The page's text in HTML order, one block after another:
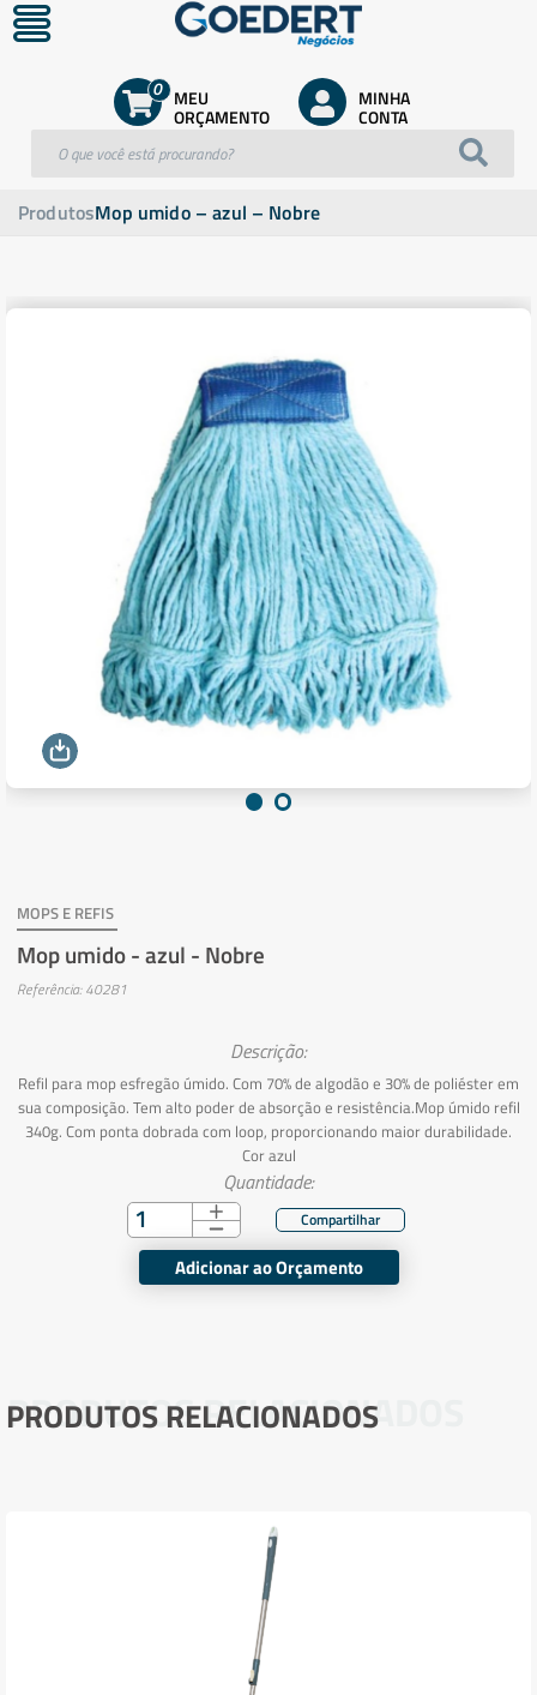
MEU
ORÇAMENTO
0 MINHA
CONTA
ProdutosMop umido – azul – Nobre
MOPS E REFIS
Mop umido - azul - Nobre
Referência: 40281
Descrição:
Refil para mop esfregão úmido. Com 70% de algodão e 30% de poliéster em
sua composição. Tem alto poder de absorção e resistência.Mop úmido refil
340g. Com ponta dobrada com loop, proporcionando maior durabilidade.
Cor azul
Quantidade:
Adicionar ao Orçamento
PRODUTOS RELACIONADOS
PRODUTOS RELACIONADOS